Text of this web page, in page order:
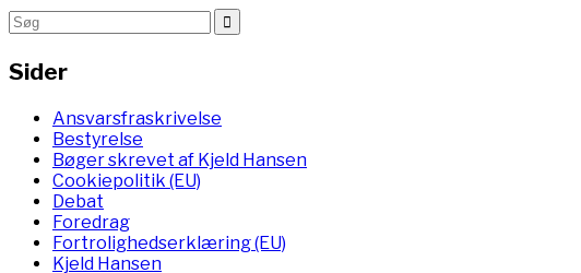
Sider
Ansvarsfraskrivelse
Bestyrelse
Bøger skrevet af Kjeld Hansen
Cookiepolitik (EU)
Debat
Foredrag
Fortrolighedserklæring (EU)
Kjeld Hansen